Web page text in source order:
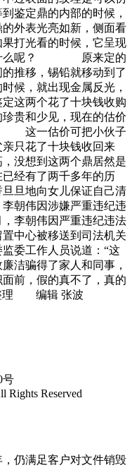
鉴定鼎的内部的时候，
外表光亮如新，侧面看
打光看的时候，它呈现
为什么呢？ 原来定的
推移，锡铅就移动到了
候，就出现金属反光，
这两个花了十块钱收购
贵和少见，现在的估价
这一估价可把小伙子
只花了十块钱收回来
没想到这两个鼎居然是
经有了两千多年的历
旦地向女儿保证自己清
朝伟因涉嫌严重违纪违
李朝伟因严重违纪违法
中心被移送到司法机关
委工作人员说道：“这
洁骗得了家人和同事，
前，假的真不了，真的
理 编辑 张波
号
Rights Reserved
仍满足客户对文件销毁